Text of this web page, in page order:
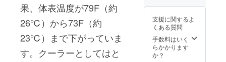
果、体表温度が79F（約
26℃）から73F（約
23℃）まで下がっていま
す。クーラーとしてはと
支援に関するよ
くある質問
手数料はいく
らかかります
か？